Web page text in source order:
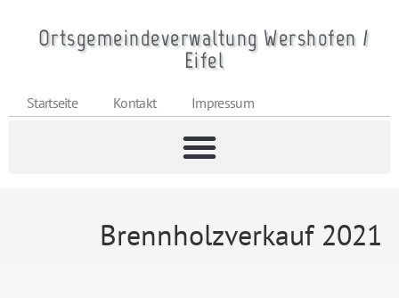
Ortsgemeindeverwaltung Wershofen /
Eifel
Startseite Kontakt Impressum
Brennholzverkauf 2021